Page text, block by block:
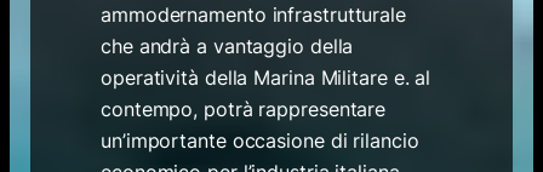
ammodernamento infrastrutturale
che andrà a vantaggio della
operatività della Marina Militare e. al
contempo, potrà rappresentare
un’importante occasione di rilancio